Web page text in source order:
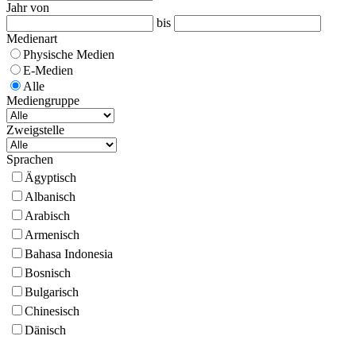
Jahr von
bis
Medienart
Physische Medien
E-Medien
Alle
Mediengruppe
Zweigstelle
Sprachen
Ägyptisch
Albanisch
Arabisch
Armenisch
Bahasa Indonesia
Bosnisch
Bulgarisch
Chinesisch
Dänisch